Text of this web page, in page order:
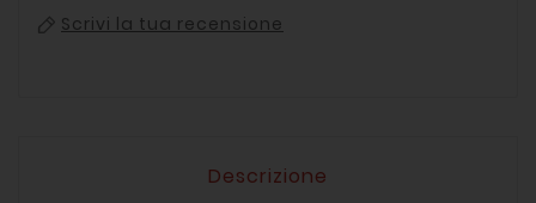
Scrivi la tua recensione
Descrizione